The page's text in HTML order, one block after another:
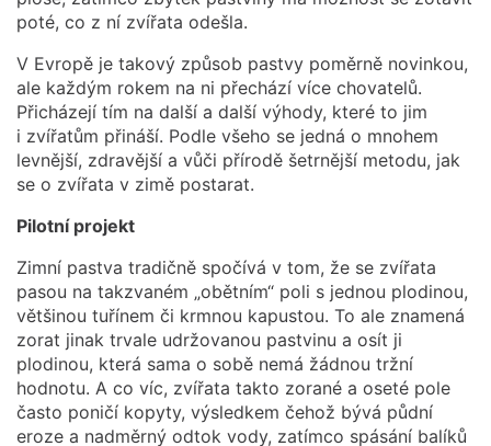
poté, co z ní zvířata odešla.
V Evropě je takový způsob pastvy poměrně novinkou,
ale každým rokem na ni přechází více chovatelů.
Přicházejí tím na další a další výhody, které to jim
i zvířatům přináší. Podle všeho se jedná o mnohem
levnější, zdravější a vůči přírodě šetrnější metodu, jak
se o zvířata v zimě postarat.
Pilotní projekt
Zimní pastva tradičně spočívá v tom, že se zvířata
pasou na takzvaném „obětním“ poli s jednou plodinou,
většinou tuřínem či krmnou kapustou. To ale znamená
zorat jinak trvale udržovanou pastvinu a osít ji
plodinou, která sama o sobě nemá žádnou tržní
hodnotu. A co víc, zvířata takto zorané a oseté pole
často poničí kopyty, výsledkem čehož bývá půdní
eroze a nadměrný odtok vody, zatímco spásání balíků